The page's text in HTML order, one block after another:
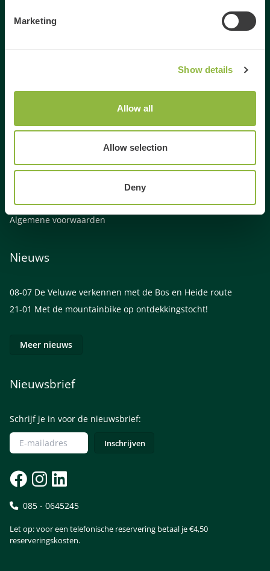
Marketing
Show details
Allow all
Allow selection
Deny
Dagje weg
Activiteiten Gelderland
Gezinsuitje Veluwe
Bedrijfsuitje Gelderland
Algemene voorwaarden
Nieuws
08-07 De Veluwe verkennen met de Bos en Heide route
21-01 Met de mountainbike op ontdekkingstocht!
Meer nieuws
Nieuwsbrief
Schrijf je in voor de nieuwsbrief:
085 - 0645245
Let op: voor een telefonische reservering betaal je €4,50
reserveringskosten.